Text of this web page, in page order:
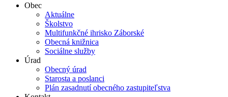
Obec
Aktuálne
Školstvo
Multifunkčné ihrisko Záborské
Obecná knižnica
Sociálne služby
Úrad
Obecný úrad
Starosta a poslanci
Plán zasadnutí obecného zastupiteľstva